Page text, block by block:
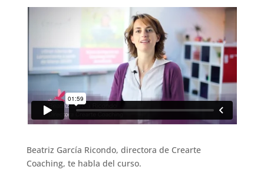
Beatriz García Ricondo, directora de Crearte
Coaching, te habla del curso.